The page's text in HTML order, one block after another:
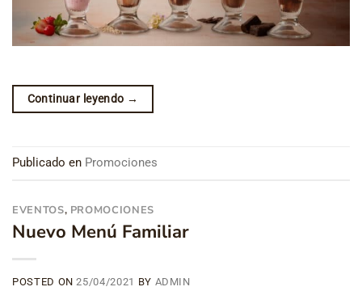
Continuar leyendo →
Publicado en Promociones
EVENTOS, PROMOCIONES
Nuevo Menú Familiar
POSTED ON25/04/2021 BY ADMIN